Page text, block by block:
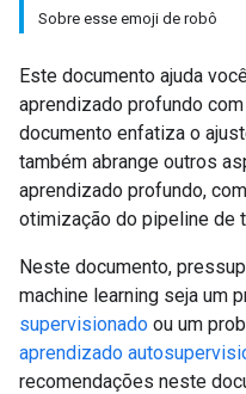
Sobre esse emoji de robô
Este documento ajuda
aprendizado profundo
documento enfatiza o
também abrange outros
aprendizado profundo,
otimização do pipeline de
Neste documento,
machine learning seja um
supervisionado ou um
aprendizado
recomendações neste